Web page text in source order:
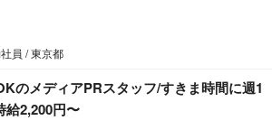
員 / 東京都
のメディアPRスタッフ/すきま時間に週1
給2,200円〜